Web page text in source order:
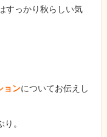
すっかり秋らしい気
ョンについてお伝えし
。